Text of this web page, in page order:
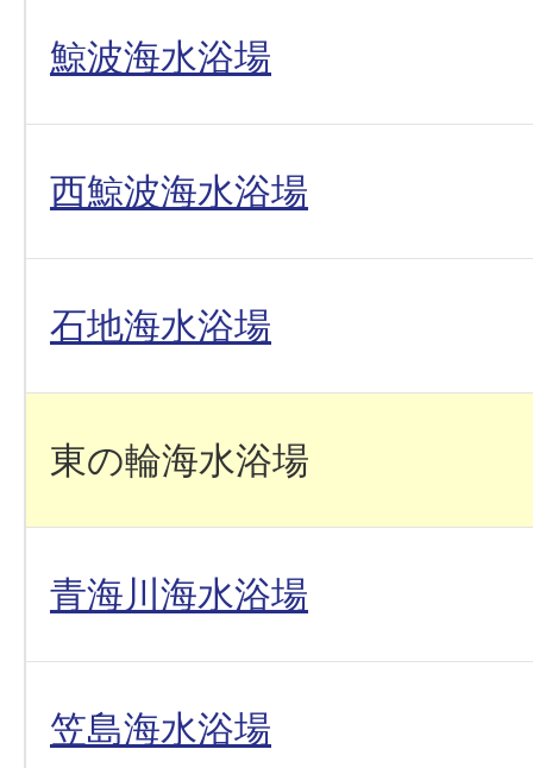
鯨波海水浴場
西鯨波海水浴場
石地海水浴場
東の輪海水浴場
青海川海水浴場
笠島海水浴場